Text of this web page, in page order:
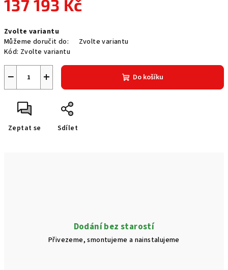
137 193 Kč
cena:
Zvolte variantu
Můžeme doručit do:
Zvolte variantu
Kód: Zvolte variantu
+
− Do košíku
Zeptat se Sdílet
Dodání bez starostí
Přivezeme, smontujeme a nainstalujeme